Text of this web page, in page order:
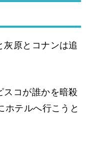
灰原とコナンは追
スコが誰かを暗殺
ホテルへ行こうと